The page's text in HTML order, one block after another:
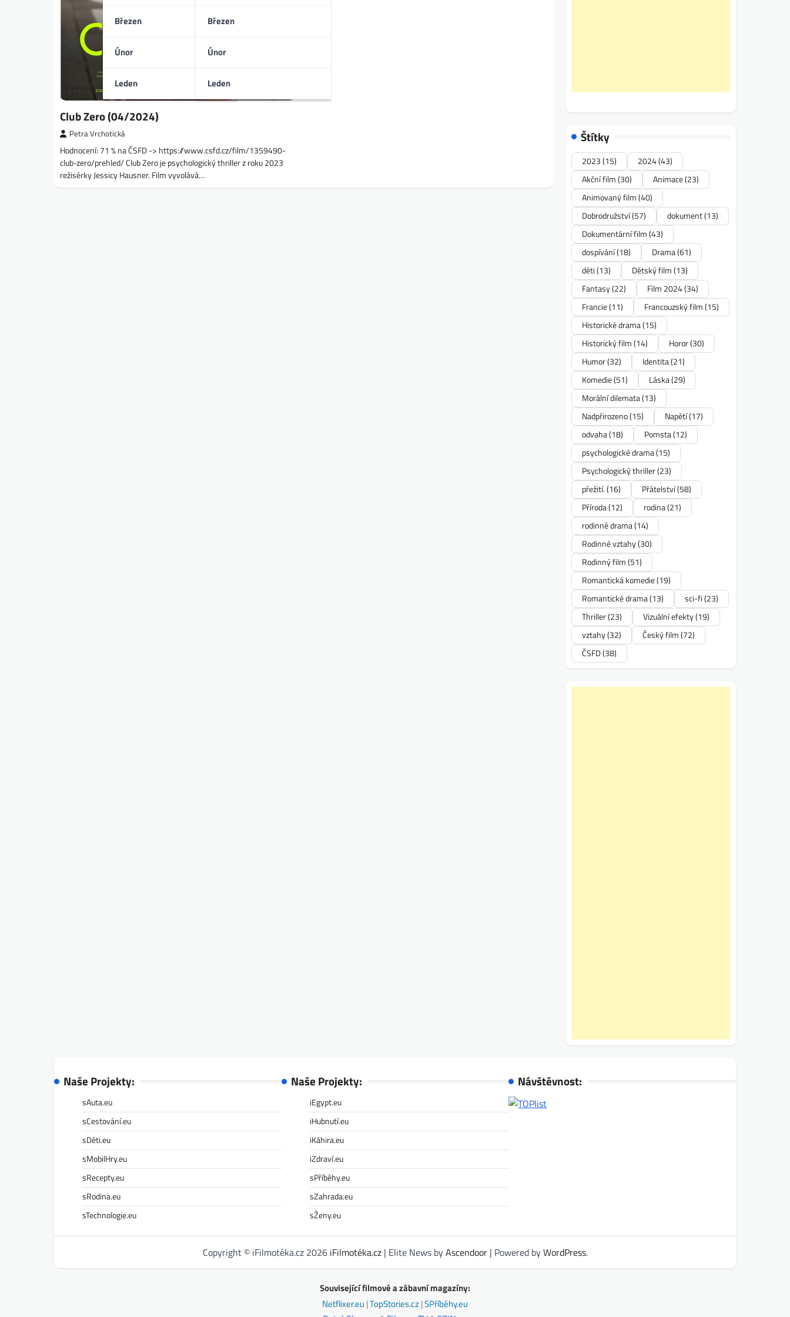
Březen
Únor
Leden
Březen
Únor
Leden
Club Zero (04/2024)
Petra Vrchotická
Hodnocení: 71 % na ČSFD -> https://www.csfd.cz/film/1359490-
club-zero/prehled/ Club Zero je psychologický thriller z roku 2023
režisérky Jessicy Hausner. Film vyvolává…
Štítky
2023(15) 2024(43)
Akční film(30) Animace(23)
Animovaný film(40)
Dobrodružství(57) dokument(13)
Dokumentární film(43)
dospívání(18) Drama(61)
děti(13) Dětský film(13)
Fantasy(22) Film 2024(34)
Francie(11) Francouzský film(15)
Historické drama(15)
Historický film(14) Horor(30)
Humor(32) Identita(21)
Komedie(51) Láska(29)
Morální dilemata(13)
Nadpřirozeno(15) Napětí(17)
odvaha(18) Pomsta(12)
psychologické drama(15)
Psychologický thriller(23)
přežití.(16) Přátelství(58)
Příroda(12) rodina(21)
rodinné drama(14)
Rodinné vztahy(30)
Rodinný film(51)
Romantická komedie(19)
Romantické drama(13) sci-fi(23)
Thriller(23) Vizuální efekty(19)
vztahy(32) Český film(72)
ČSFD(38)
Naše Projekty:
sAuta.eu
sCestování.eu
sDěti.eu
sMobilHry.eu
sRecepty.eu
sRodina.eu
sTechnologie.eu
Naše Projekty:
iEgypt.eu
iHubnutí.eu
iKáhira.eu
iZdraví.eu
sPříběhy.eu
sZahrada.eu
sŽeny.eu
Návštěvnost:
Copyright © iFilmotéka.cz 2026 iFilmotéka.cz| Elite News byAscendoor| Powered byWordPress.
Související filmové a zábavní magazíny:
Netflixer.eu |TopStories.cz|SPříběhy.eu